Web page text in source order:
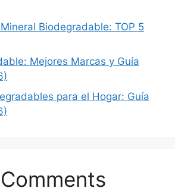
Biodegradable: TOP 5
Mejores Marcas y Guía
para el Hogar: Guía